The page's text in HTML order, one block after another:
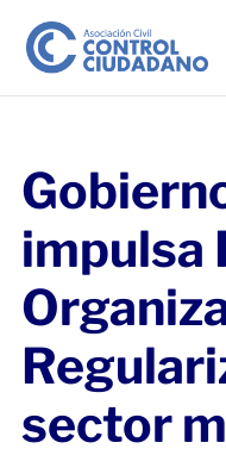
impulsa
sector